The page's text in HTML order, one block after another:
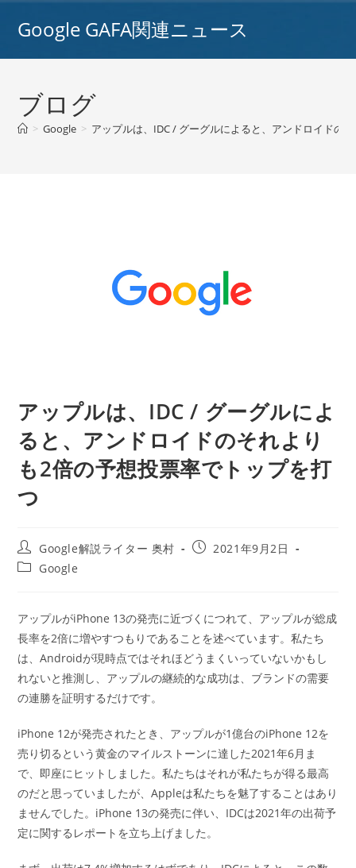
Google GAFA関連ニュース
ブログ
> Google > アップルは、IDC / グーグルによると、アンドロイドの
アップルは、IDC / グーグルによ
ると、アンドロイドのそれより
も2倍の予想投票率でトップを打
つ
投
稿
者:
Google解説ライター 奥村
投
2021年9月2日
投
テ
ゴ
リ
ー:
Google
アップルがiPhone 13の発売に近づくにつれて、アップルが総成
長率を2倍に増やすつもりであることを述べています。私たち
は、Androidが現時点ではそれほどうまくいっていないかもし
れないと推測し、アップルの継続的な成功は、ブランドの需要
の連勝を証明するだけです。
iPhone 12が発売されたとき、アップルが1億台のiPhone 12を
売り切るという黄金のマイルストーンに達した2021年6月ま
で、即座にヒットしました。私たちはそれが私たちが得る最高
のだと思っていましたが、Appleは私たちを魅了することはあり
ませんでした。iPhone 13の発売に伴い、IDCは2021年の出荷予
定に関するレポートを立ち上げました。